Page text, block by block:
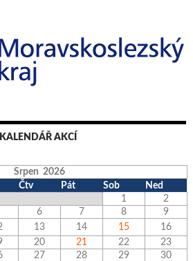
KALENDÁŘ AKCÍ
Srpen 2026
Čtv Pát Sob Ned
1
2
6 7 8
9
13 14 15
16
20 21 22
23
27 28 29
30